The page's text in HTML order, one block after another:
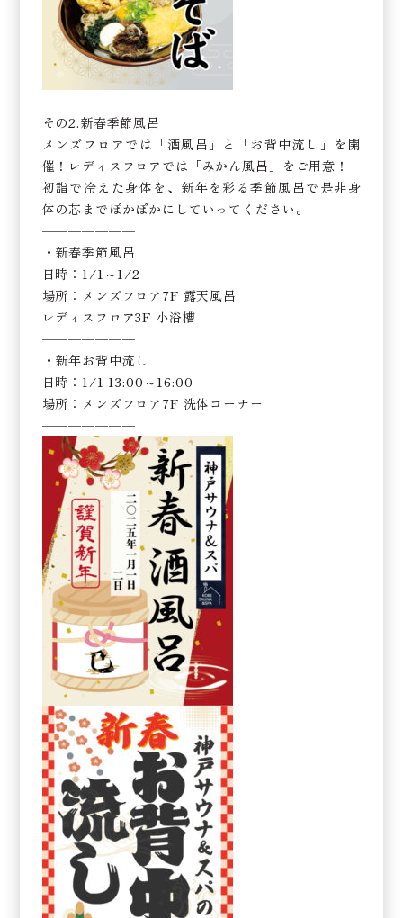
その2.新春季節風呂
メンズフロアでは「酒風呂」と「お背中流し」を開
催！レディスフロアでは「みかん風呂」をご用意！
初詣で冷えた身体を、新年を彩る季節風呂で是非身
体の芯までぽかぽかにしていってください。
———————
・新春季節風呂
日時：1/1～1/2
場所：メンズフロア7F 露天風呂
レディスフロア3F 小浴槽
———————
・新年お背中流し
日時：1/1 13:00～16:00
場所：メンズフロア7F 洗体コーナー
———————